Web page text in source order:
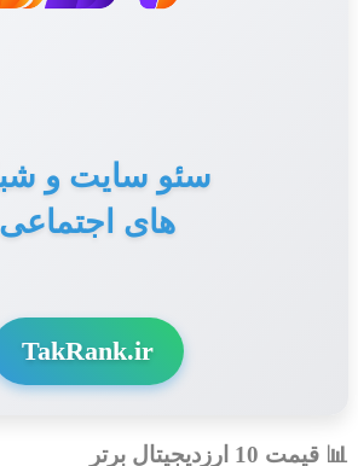
سئو سایت و
های اجتماعی
TakRank.ir
📊 قیمت 10 ارزدیجیتال برتر